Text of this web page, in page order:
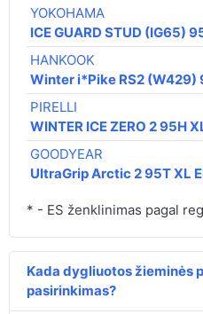
YOKOHAMA
ICE GUARD STUD (IG65)
HANKOOK
Winter i*Pike RS2 (W429)
PIRELLI
WINTER ICE ZERO 2 95H
GOODYEAR
UltraGrip Arctic 2 95T XL
* - ES ženklinimas pagal
Kada dygliuotos žieminės
pasirinkimas?